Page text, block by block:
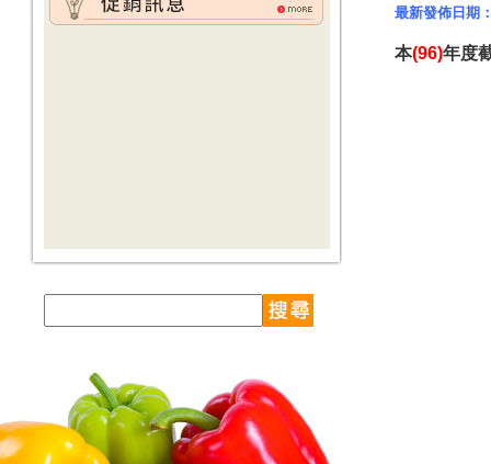
最新發佈日期
本(96)年度